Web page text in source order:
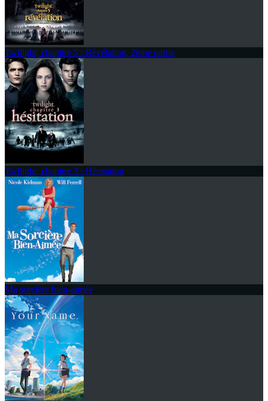
Twilight, chapitre 5 : Révélation, 2ème partie
Twilight, chapitre 3 : Hésitation
Ma sorcière bien-aimée